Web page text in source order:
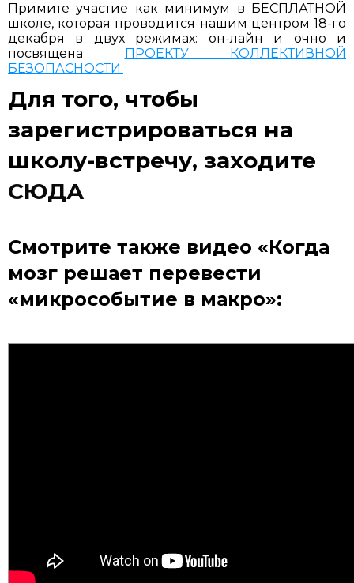
Примите участие как минимум в БЕСПЛАТНОЙ
школе, которая проводится нашим центром 18-го
декабря в двух режимах: он-лайн и очно и
посвящена
ПРОЕКТУ КОЛЛЕКТИВНОЙ
БЕЗОПАСНОСТИ.
Для того, чтобы
зарегистрироваться на
школу-встречу, заходите
СЮДА
Смотрите также видео «Когда
мозг решает перевести
«микрособытие в макро»: